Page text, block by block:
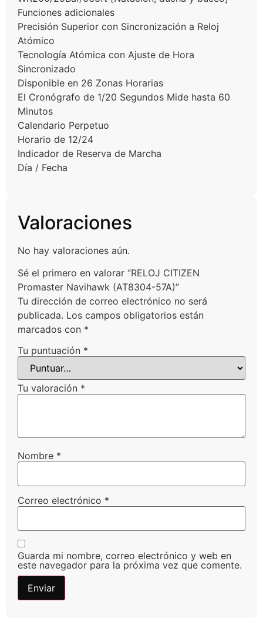
Funciones adicionales
Precisión Superior con Sincronización a Reloj
Atómico
Tecnología Atómica con Ajuste de Hora
Sincronizado
Disponible en 26 Zonas Horarias
El Cronógrafo de 1/20 Segundos Mide hasta 60
Minutos
Calendario Perpetuo
Horario de 12/24
Indicador de Reserva de Marcha
Día / Fecha
Valoraciones
No hay valoraciones aún.
Sé el primero en valorar “RELOJ CITIZEN
Promaster Navihawk (AT8304-57A)”
Tu dirección de correo electrónico no será
publicada. Los campos obligatorios están
marcados con *
Tu puntuación *
Tu valoración *
Nombre *
Correo electrónico *
Guarda mi nombre, correo electrónico y web en
este navegador para la próxima vez que comente.